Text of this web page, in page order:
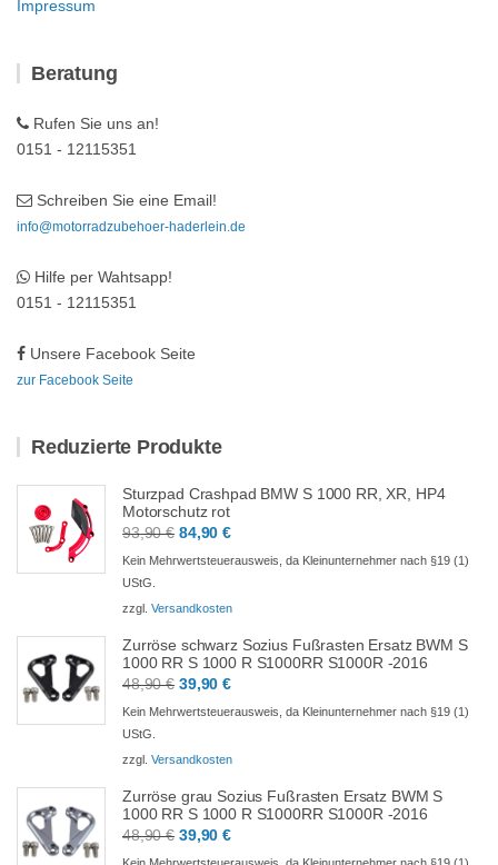
Impressum
Beratung
Rufen Sie uns an!
0151 - 12115351
Schreiben Sie eine Email!
info@motorradzubehoer-haderlein.de
Hilfe per Wahtsapp!
0151 - 12115351
Unsere Facebook Seite
zur Facebook Seite
Reduzierte Produkte
Sturzpad Crashpad BMW S 1000 RR, XR, HP4
Motorschutz rot
93,90€ Ursprünglicher
Preis
93,90 €
84,90€Aktueller
Preis
84,90 €.
Kein Mehrwertsteuerausweis, da Kleinunternehmer nach §19 (1)
UStG.
zzgl. Versandkosten
Zurröse schwarz Sozius Fußrasten Ersatz BWM S
1000 RR S 1000 R S1000RR S1000R -2016
48,90€ Ursprünglicher
Preis
48,90 €
39,90€Aktueller
Preis
39,90 €.
Kein Mehrwertsteuerausweis, da Kleinunternehmer nach §19 (1)
UStG.
zzgl. Versandkosten
Zurröse grau Sozius Fußrasten Ersatz BWM S
1000 RR S 1000 R S1000RR S1000R -2016
48,90€ Ursprünglicher
Preis
39,90€Aktueller
Preis